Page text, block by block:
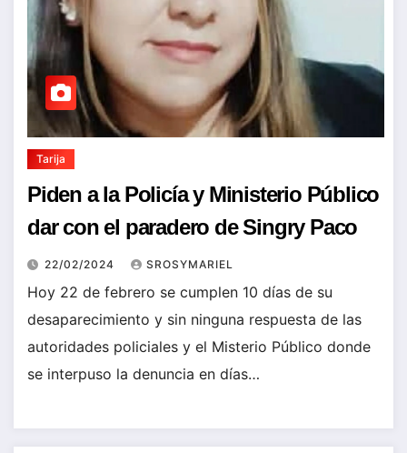
Tarija
Piden a la Policía y Ministerio Público
dar con el paradero de Singry Paco
22/02/2024 SROSYMARIEL
Hoy 22 de febrero se cumplen 10 días de su
desaparecimiento y sin ninguna respuesta de las
autoridades policiales y el Misterio Público donde
se interpuso la denuncia en días…